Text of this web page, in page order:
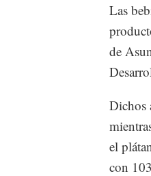
Las
de
Dichos
el
con